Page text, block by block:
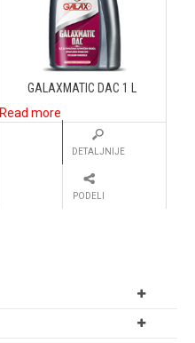
GALAXMATIC DAC 1 L
Read more
DETALJNIJE
PODELI